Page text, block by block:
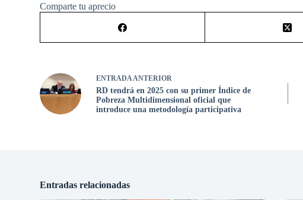
Comparte tu aprecio
ENTRADAANTERIOR
RD tendrá en 2025 con su primer Índice de
Pobreza Multidimensional oficial que
introduce una metodología participativa
Entradas relacionadas